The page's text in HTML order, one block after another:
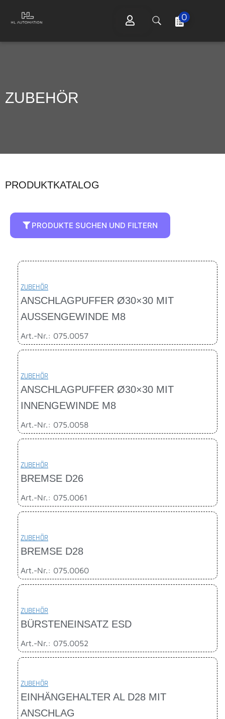
0
ZUBEHÖR
PRODUKTKATALOG
PRODUKTE SUCHEN UND FILTERN
ZUBEHÖR
ANSCHLAGPUFFER Ø30×30 MIT
AUSSENGEWINDE M8
Art.-Nr.: 075.0057
ZUBEHÖR
ANSCHLAGPUFFER Ø30×30 MIT
INNENGEWINDE M8
Art.-Nr.: 075.0058
ZUBEHÖR
BREMSE D26
Art.-Nr.: 075.0061
ZUBEHÖR
BREMSE D28
Art.-Nr.: 075.0060
ZUBEHÖR
BÜRSTENEINSATZ ESD
Art.-Nr.: 075.0052
ZUBEHÖR
EINHÄNGEHALTER AL D28 MIT
ANSCHLAG